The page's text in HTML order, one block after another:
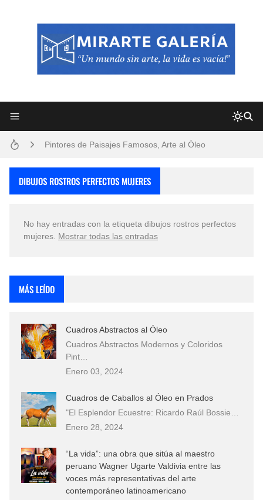
Pintores de Paisajes Famosos, Arte al Óleo
Que significan los cuadros de negras africanas?
El mundo del arte en pintura surrealista
DIBUJOS ROSTROS PERFECTOS MUJERES
No hay entradas con la etiqueta dibujos rostros perfectos
mujeres Mostrar todas las entradas
MÁS LEÍDO
Cuadros Abstractos al Óleo
Cuadros Abstractos Modernos y Coloridos
Pint…
Enero 03, 2024
Cuadros de Caballos al Óleo en Prados
"El Esplendor Ecuestre: Ricardo Raúl Bossie…
Enero 28, 2024
“La vida”: una obra que sitúa al maestro
peruano Wagner Ugarte Valdivia entre las
voces más representativas del arte
contemporáneo latinoamericano